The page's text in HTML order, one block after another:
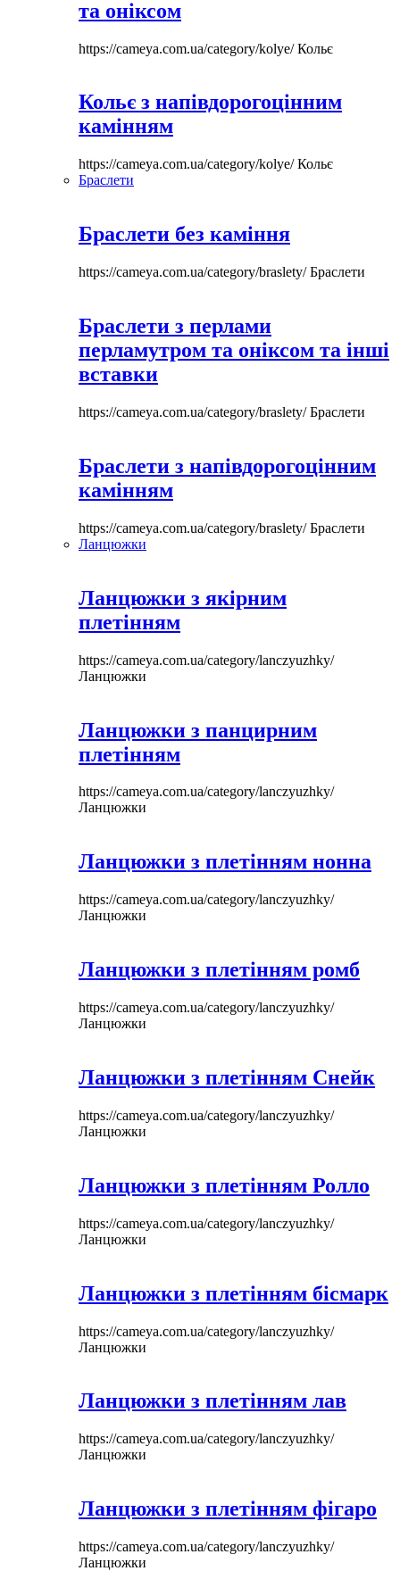
та оніксом
https://cameya.com.ua/category/kolye/Кольє
Кольє з напівдорогоцінним
камінням
https://cameya.com.ua/category/kolye/Кольє
Браслети
Браслети без каміння
https://cameya.com.ua/category/braslety/Браслети
Браслети з перлами
перламутром та оніксом та інші
вставки
https://cameya.com.ua/category/braslety/Браслети
Браслети з напівдорогоцінним
камінням
https://cameya.com.ua/category/braslety/Браслети
Ланцюжки
Ланцюжки з якірним
плетінням
https://cameya.com.ua/category/lanczyuzhky/
Ланцюжки
Ланцюжки з панцирним
плетінням
https://cameya.com.ua/category/lanczyuzhky/
Ланцюжки
Ланцюжки з плетінням нонна
https://cameya.com.ua/category/lanczyuzhky/
Ланцюжки
Ланцюжки з плетінням ромб
https://cameya.com.ua/category/lanczyuzhky/
Ланцюжки
Ланцюжки з плетінням Снейк
https://cameya.com.ua/category/lanczyuzhky/
Ланцюжки
Ланцюжки з плетінням Ролло
https://cameya.com.ua/category/lanczyuzhky/
Ланцюжки
Ланцюжки з плетінням бісмарк
https://cameya.com.ua/category/lanczyuzhky/
Ланцюжки
Ланцюжки з плетінням лав
https://cameya.com.ua/category/lanczyuzhky/
Ланцюжки
Ланцюжки з плетінням фігаро
https://cameya.com.ua/category/lanczyuzhky/
Ланцюжки